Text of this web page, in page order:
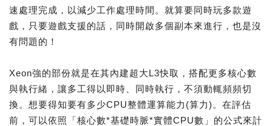
速處理完成，以減少工作處理時間。就算要同時玩多款遊
戲，只要遊戲支援的話，同時開啟多個副本來進行，也是沒
有問題的！
Xeon強的部份就是在其內建超大L3快取，搭配更多核心數
與執行緒，讓多工得以即時、同時執行，不須動輒頻頻切
換。想要得知要有多少CPU整體運算能力(算力)。在評估
前，可以依照「核心數*基礎時脈*實體CPU數」的公式來計